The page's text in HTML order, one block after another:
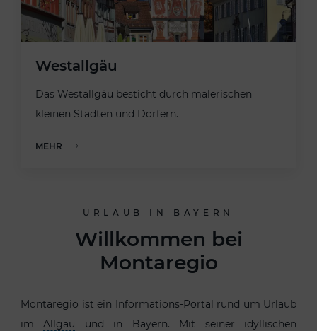
Westallgäu
Das Westallgäu besticht durch malerischen
kleinen Städten und Dörfern.
MEHR
URLAUB IN BAYERN
Willkommen bei
Montaregio
Montaregio ist ein Informations-Portal rund um Urlaub
imAllgäu und in Bayern. Mit seiner idyllischen